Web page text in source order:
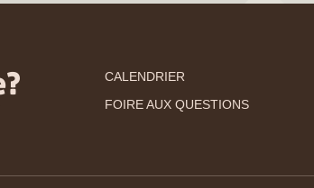
CALENDRIER
FOIRE AUX QUESTIONS